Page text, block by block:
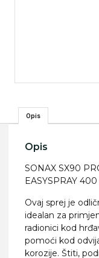
Opis
Opis
SONAX SX90
EASYSPRAY
Ovaj sprej je
idealan za
radionici kod
pomoći kod
korozije. Štiti,